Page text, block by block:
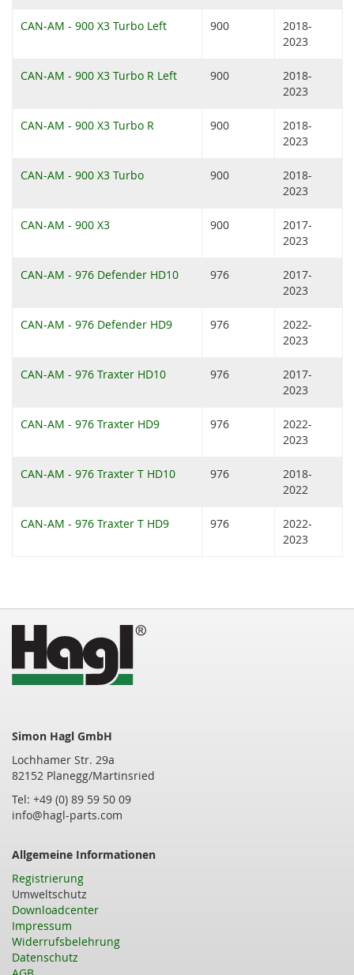
CAN-AM - 900 X3 Turbo Left 900
2018-
2023
CAN-AM - 900 X3 Turbo R Left 900
2018-
2023
CAN-AM - 900 X3 Turbo R 900
2018-
2023
CAN-AM - 900 X3 Turbo 900
2018-
2023
CAN-AM - 900 X3 900
2017-
2023
CAN-AM - 976 Defender HD10 976
2017-
2023
CAN-AM - 976 Defender HD9 976
2022-
2023
CAN-AM - 976 Traxter HD10 976
2017-
2023
CAN-AM - 976 Traxter HD9 976
2022-
2023
CAN-AM - 976 Traxter T HD10 976
2018-
2022
CAN-AM - 976 Traxter T HD9 976
2022-
2023
Simon Hagl GmbH
Lochhamer Str. 29a
82152 Planegg/Martinsried
Tel: +49 (0) 89 59 50 09
info@hagl-parts.com
Allgemeine Informationen
Registrierung
Umweltschutz
Downloadcenter
Impressum
Widerrufsbelehrung
Datenschutz